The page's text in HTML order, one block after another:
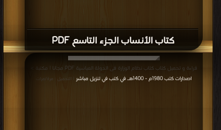
كتاب الأنساب الجزء التاسع PDF
قراءة و تحميل كتاب كتاب نظام الوزارة فى الدولة العباسية PDF مجانا | مكتبة >
اصدارات كتب 1980م - 1400هـ في كتب في تنزيل مباشر
| التحميل : مرة/مرات